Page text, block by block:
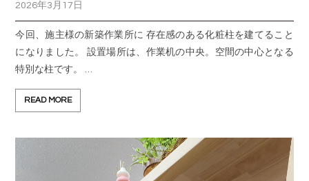
2026年3月17日
今回、施主様の新築作業所に 存在感のある化粧柱を建てること
になりました。 設置場所は、作業机の中央。空間の中心となる
特別な柱です。 …
READ MORE